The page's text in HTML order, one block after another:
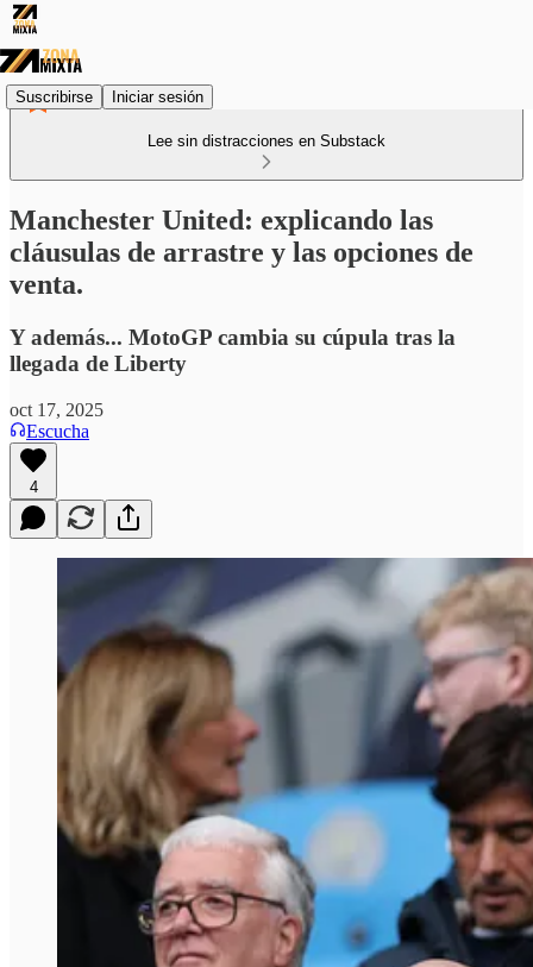
Suscribirse Iniciar sesión
Lee sin distracciones en Substack
Manchester United: explicando las
cláusulas de arrastre y las opciones de
venta.
Y además... MotoGP cambia su cúpula tras la
llegada de Liberty
oct 17, 2025
Escucha
4